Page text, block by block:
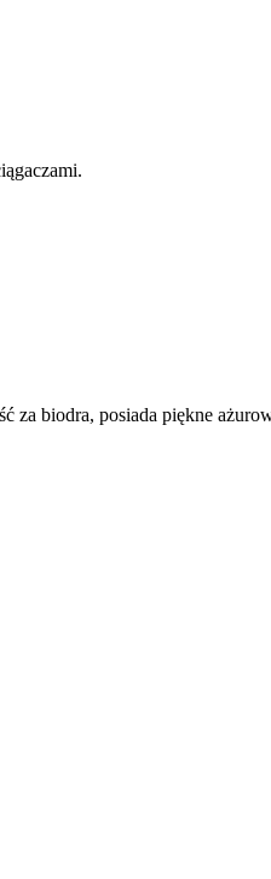
za biodra, posiada piękne